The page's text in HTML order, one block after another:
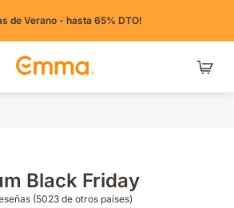
de Verano - hasta 65% DTO!
Black Friday
(5023 de otros países)